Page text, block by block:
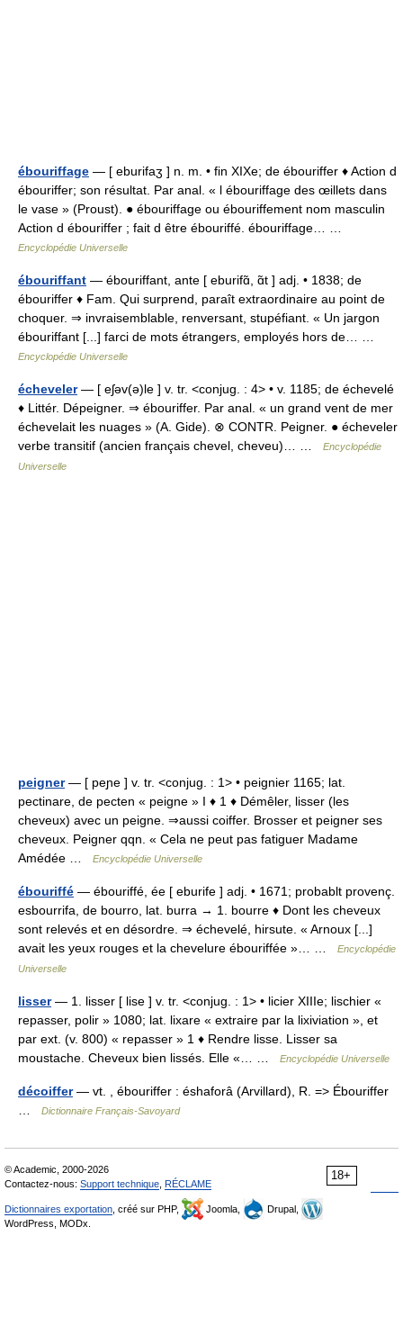
ébouriffage — [ eburifaʒ ] n. m. • fin XIXe; de ébouriffer ♦ Action d
ébouriffer; son résultat. Par anal. « l ébouriffage des œillets dans
le vase » (Proust). ● ébouriffage ou ébouriffement nom masculin
Action d ébouriffer ; fait d être ébouriffé. ébouriffage… …
Encyclopédie Universelle
ébouriffant — ébouriffant, ante [ eburifɑ̃, ɑ̃t ] adj. • 1838; de
ébouriffer ♦ Fam. Qui surprend, paraît extraordinaire au point de
choquer. ⇒ invraisemblable, renversant, stupéfiant. « Un jargon
ébouriffant [...] farci de mots étrangers, employés hors de… …
Encyclopédie Universelle
écheveler— [ eʃəv(ə)le ] v. tr. <conjug. : 4> • v. 1185; de échevelé
♦ Littér. Dépeigner. ⇒ ébouriffer. Par anal. « un grand vent de mer
échevelait les nuages » (A. Gide). ⊗ CONTR. Peigner. ● écheveler
verbe transitif (ancien français chevel, cheveu)… …
Encyclopédie
Universelle
peigner— [ peɲe ] v. tr. <conjug. : 1> • peignier 1165; lat.
pectinare, de pecten « peigne » I ♦ 1 ♦ Démêler, lisser (les
cheveux) avec un peigne. ⇒aussi coiffer. Brosser et peigner ses
cheveux. Peigner qqn. « Cela ne peut pas fatiguer Madame
Amédée …
Encyclopédie Universelle
ébouriffé — ébouriffé, ée [ eburife ] adj. • 1671; probablt provenç.
esbourrifa, de bourro, lat. burra → 1. bourre ♦ Dont les cheveux
sont relevés et en désordre. ⇒ échevelé, hirsute. « Arnoux [...]
avait les yeux rouges et la chevelure ébouriffée »… …
Encyclopédie
Universelle
lisser— 1. lisser [ lise ] v. tr. <conjug. : 1> • licier XIIIe; lischier «
repasser, polir » 1080; lat. lixare « extraire par la lixiviation », et
par ext. (v. 800) « repasser » 1 ♦ Rendre lisse. Lisser sa
moustache. Cheveux bien lissés. Elle «… …
Encyclopédie Universelle
décoiffer— vt. , ébouriffer : éshaforâ (Arvillard), R. => Ébouriffer
Dictionnaire Français-Savoyard
18+
© Academic, 2000-2026
Contactez-nous: Support technique RÉCLAME
Dictionnaires exportation , créé sur PHP, Joomla,
Drupal,
WordPress, MODx.